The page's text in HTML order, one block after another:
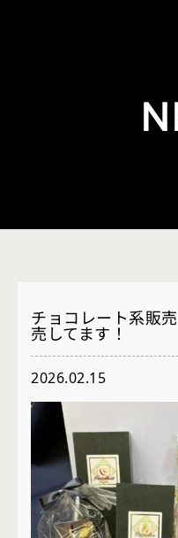
チョコレート系販
売してます！
2026.02.15